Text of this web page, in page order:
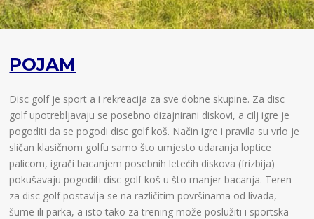
POJAM
Disc golf je sport a i rekreacija za sve dobne skupine. Za disc
golf upotrebljavaju se posebno dizajnirani diskovi, a cilj igre je
pogoditi da se pogodi disc golf koš. Način igre i pravila su vrlo je
sličan klasičnom golfu samo što umjesto udaranja loptice
palicom, igrači bacanjem posebnih letećih diskova (frizbija)
pokušavaju pogoditi disc golf koš u što manjer bacanja. Teren
za disc golf postavlja se na različitim površinama od livada,
šume ili parka, a isto tako za trening može poslužiti i sportska